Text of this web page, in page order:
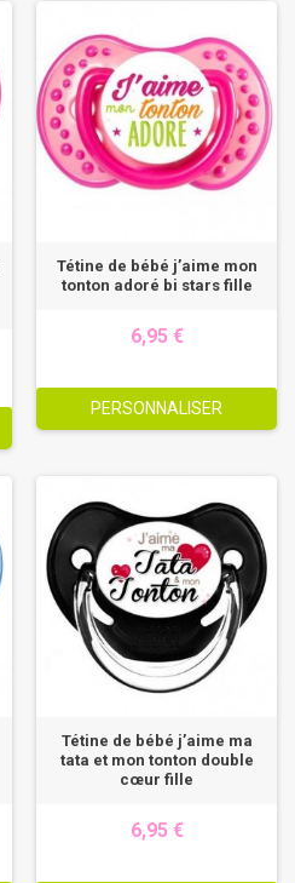
Tétine de bébé j’aime mon
tonton adoré bi stars fille
6,95 €
PERSONNALISER
Tétine de bébé j’aime ma
tata et mon tonton double
cœur fille
6,95 €